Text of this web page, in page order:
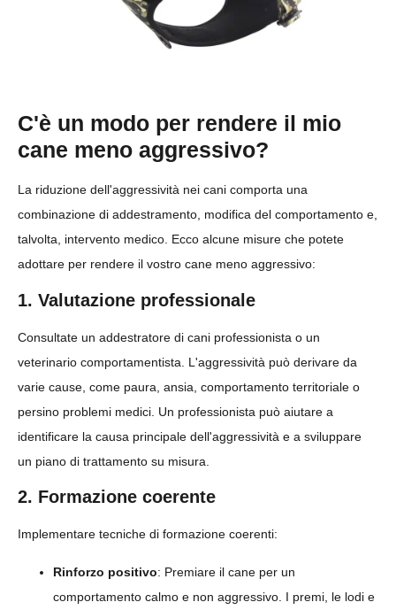
C'è un modo per rendere il mio
cane meno aggressivo?
La riduzione dell'aggressività nei cani comporta una
combinazione di addestramento, modifica del comportamento e,
talvolta, intervento medico. Ecco alcune misure che potete
adottare per rendere il vostro cane meno aggressivo:
1. Valutazione professionale
Consultate un addestratore di cani professionista o un
veterinario comportamentista. L'aggressività può derivare da
varie cause, come paura, ansia, comportamento territoriale o
persino problemi medici. Un professionista può aiutare a
identificare la causa principale dell'aggressività e a sviluppare
un piano di trattamento su misura.
2. Formazione coerente
Implementare tecniche di formazione coerenti:
Rinforzo positivo: Premiare il cane per un
comportamento calmo e non aggressivo. I premi, le lodi e